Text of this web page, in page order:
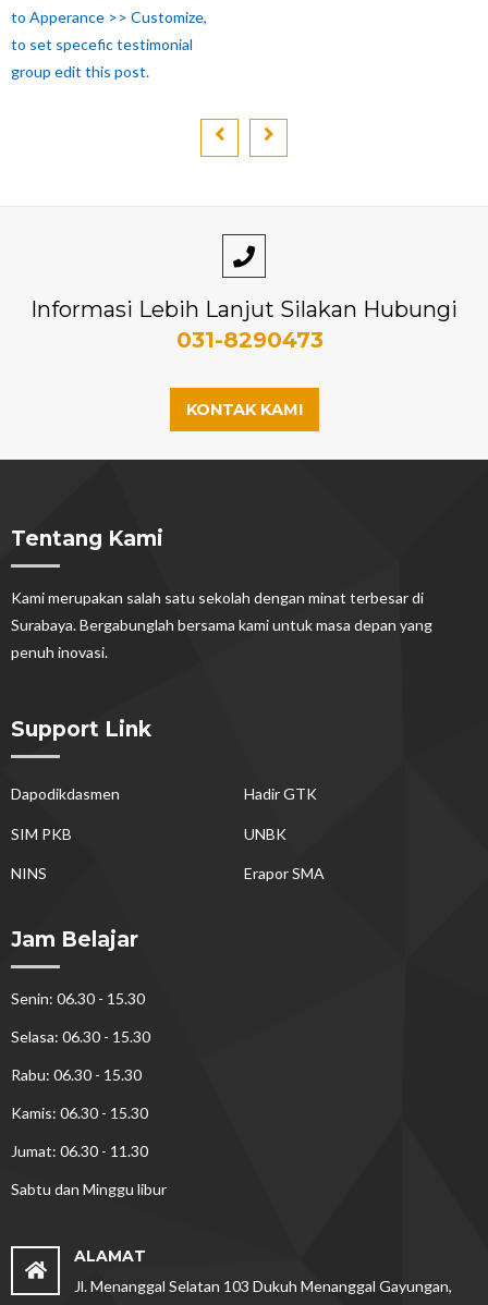
to Apperance >> Customize,
to set specefic testimonial
group edit this post.
Informasi Lebih Lanjut Silakan Hubungi
031-8290473
KONTAK KAMI
Tentang Kami
Kami merupakan salah satu sekolah dengan minat terbesar di
Surabaya. Bergabunglah bersama kami untuk masa depan yang
penuh inovasi.
Support Link
Dapodikdasmen Hadir GTK
SIM PKB UNBK
NINS Erapor SMA
Jam Belajar
Senin: 06.30 - 15.30
Selasa: 06.30 - 15.30
Rabu: 06.30 - 15.30
Kamis: 06.30 - 15.30
Jumat: 06.30 - 11.30
Sabtu dan Minggu libur
ALAMAT
Jl. Menanggal Selatan 103 Dukuh Menanggal Gayungan,